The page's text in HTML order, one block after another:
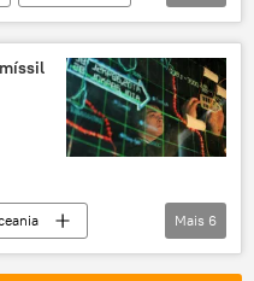
AngoSat-1
Mais 6